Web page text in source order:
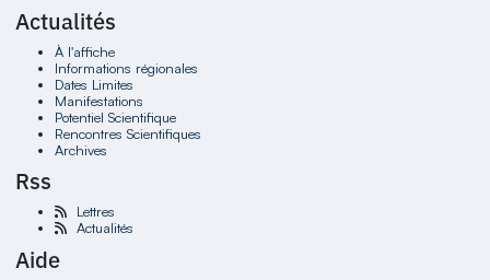
Actualités
À l'affiche
Informations régionales
Dates Limites
Manifestations
Potentiel Scientifique
Rencontres Scientifiques
Archives
Rss
Lettres
Actualités
Aide